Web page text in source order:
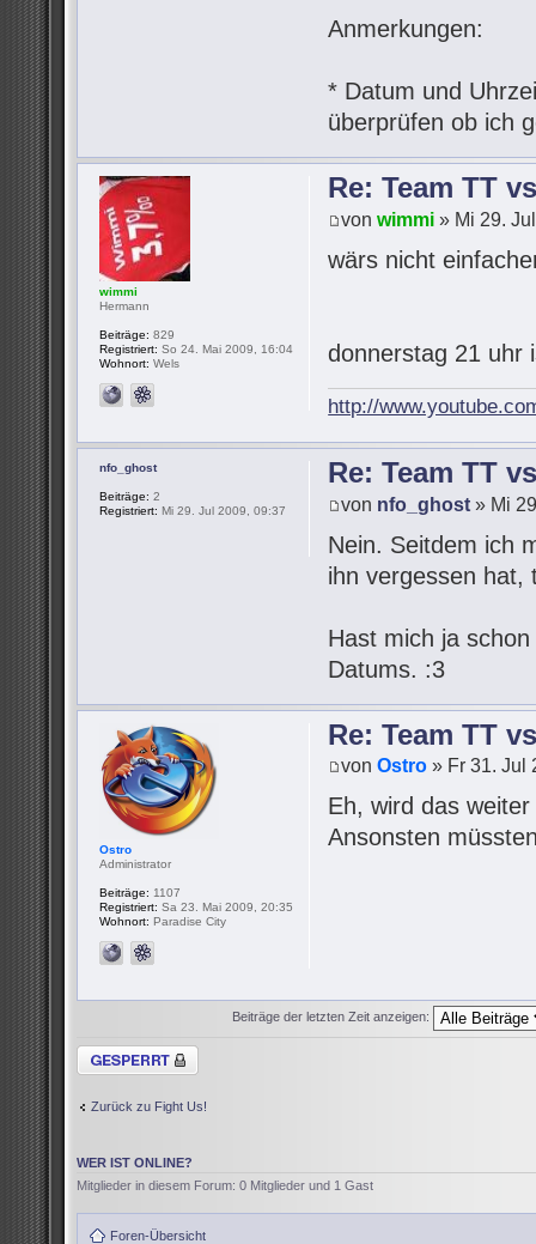
Anmerkungen:
* Datum und
überprüfen ob ich
Re: Team TT
vonwimmi » Mi 29.
wärs nicht
donnerstag 21 uhr
http://
wimmi
Hermann
Beiträge: 829
Registriert: So 24. Mai 2009, 16:04
Wohnort: Wels
Re: Team TT
von nfo_ghost » Mi
Nein. Seitdem ich
ihn vergessen
Hast mich ja
Datums. :3
nfo_ghost
Beiträge: 2
Registriert: Mi 29. Jul 2009, 09:37
Re: Team TT
vonOstro » Fr 31. Jul
Eh, wird das
Ansonsten
Ostro
Administrator
Beiträge: 1107
Registriert: Sa 23. Mai 2009, 20:35
Wohnort: Paradise City
Beiträge der letzten Zeit anzeigen:
Thema gesperrt
Zurück zu Fight Us!
WER IST ONLINE?
Mitglieder in diesem Forum: 0 Mitglieder und 1 Gast
Foren-Übersicht